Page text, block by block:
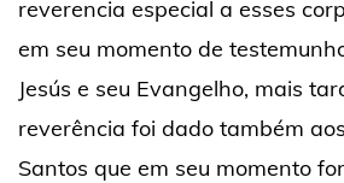
reverencia especial a esses
em seu momento de
Jesús e seu Evangelho, mais
reverência foi dado também
Santos que em seu momento